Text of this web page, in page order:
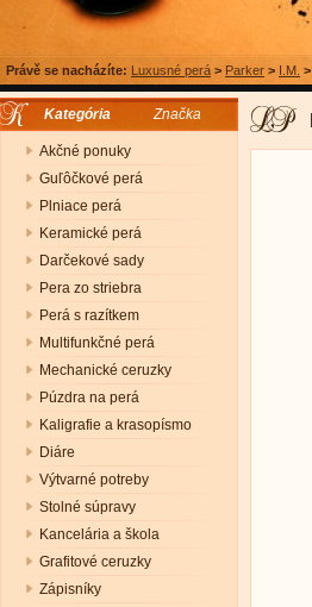
Právě se nacházíte: Luxusné perá > Parker > I.M. >
Kategória Značka
Akčné ponuky
Guľôčkové perá
Plniace perá
Keramické perá
Darčekové sady
Pera zo striebra
Perá s razítkem
Multifunkčné perá
Mechanické ceruzky
Púzdra na perá
Kaligrafie a krasopísmo
Diáre
Výtvarné potreby
Stolné súpravy
Kancelária a škola
Grafitové ceruzky
Zápisníky